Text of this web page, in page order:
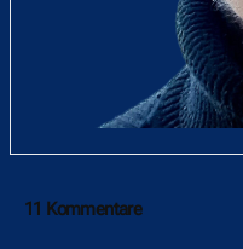
11 Kommentare